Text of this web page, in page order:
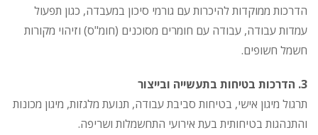
הדרכות ממוקדות להיכרות עם גורמי סיכון במעבדה, כגון תפעול
עמדות עבודה, עבודה עם חומרים מסוכנים (חומ"ס) וזיהוי מקורות
חשמל חשופים.
3. הדרכות בטיחות בתעשייה ובייצור
תרגול מיגון אישי, בטיחות סביבת עבודה, תנועת מלגזות, מיגון מכונות
והתנהגות בטיחותית בעת אירועי התחשמלות ושריפה.